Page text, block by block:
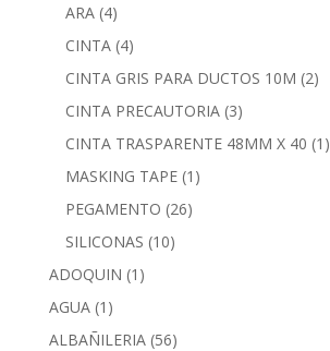
ARA (4)
CINTA (4)
CINTA GRIS PARA DUCTOS 10M (2)
CINTA PRECAUTORIA (3)
CINTA TRASPARENTE 48MM X 40 (1)
MASKING TAPE (1)
PEGAMENTO (26)
SILICONAS (10)
ADOQUIN (1)
AGUA (1)
ALBAÑILERIA (56)